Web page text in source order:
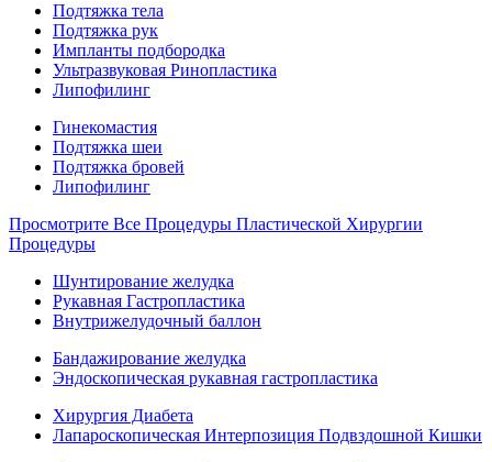
Подтяжка тела
Подтяжка рук
Импланты подбородка
Ультразвуковая Ринопластика
Липофилинг
Гинекомастия
Подтяжка шеи
Подтяжка бровей
Липофилинг
Просмотрите Все Процедуры Пластической Хирургии
Процедуры
Шунтирование желудка
Рукавная Гастропластика
Внутрижелудочный баллон
Бандажирование желудка
Эндоскопическая рукавная гастропластика
Хирургия Диабета
Лапароскопическая Интерпозиция Подвздошной Кишки